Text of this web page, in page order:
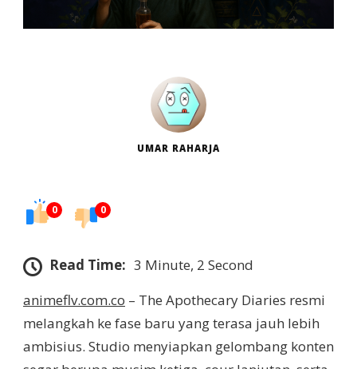
UMAR RAHARJA
0 0
Read Time: 3 Minute, 2 Second
animeflv.com.co – The Apothecary Diaries resmi
melangkah ke fase baru yang terasa jauh lebih
ambisius. Studio menyiapkan gelombang konten